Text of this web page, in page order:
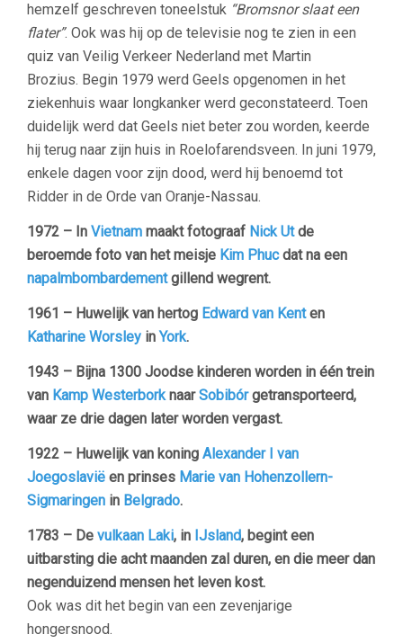
hemzelf geschreven toneelstuk “Bromsnor slaat een
flater”. Ook was hij op de televisie nog te zien in een
quiz van Veilig Verkeer Nederland met Martin
Brozius. Begin 1979 werd Geels opgenomen in het
ziekenhuis waar longkanker werd geconstateerd. Toen
duidelijk werd dat Geels niet beter zou worden, keerde
hij terug naar zijn huis in Roelofarendsveen. In juni 1979,
enkele dagen voor zijn dood, werd hij benoemd tot
Ridder in de Orde van Oranje-Nassau.
1972 – In Vietnam maakt fotograaf Nick Utde
beroemde foto van het meisje Kim Phucdat na een
napalmbombardementgillend wegrent.
1961 – Huwelijk van hertog Edward van Kenten
Katharine Worsley inYork.
1943 – Bijna 1300 Joodse kinderen worden in één trein
van Kamp WesterborknaarSobibórgetransporteerd,
waar ze drie dagen later worden vergast.
1922 – Huwelijk van koning Alexander I van
Joegoslavië en prinses Marie van Hohenzollern-
Sigmaringen in Belgrado.
1783 – De vulkaan Laki, in IJsland, begint een
uitbarsting die acht maanden zal duren, en die meer dan
negenduizend mensen het leven kost.
Ook was dit het begin van een zevenjarige
hongersnood.